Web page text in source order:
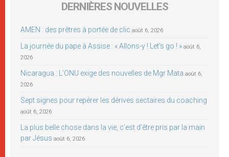
DERNIÈRES NOUVELLES
AMEN : des prêtres à portée de clic août 6, 2026
La journée du pape à Assise : « Allons-y ! Let’s go ! » août 6,
2026
Nicaragua : L’ONU exige des nouvelles de Mgr Mata août 6,
2026
Sept signes pour repérer les dérives sectaires du coaching
août 6, 2026
La plus belle chose dans la vie, c’est d’être pris par la main
par Jésus août 6, 2026